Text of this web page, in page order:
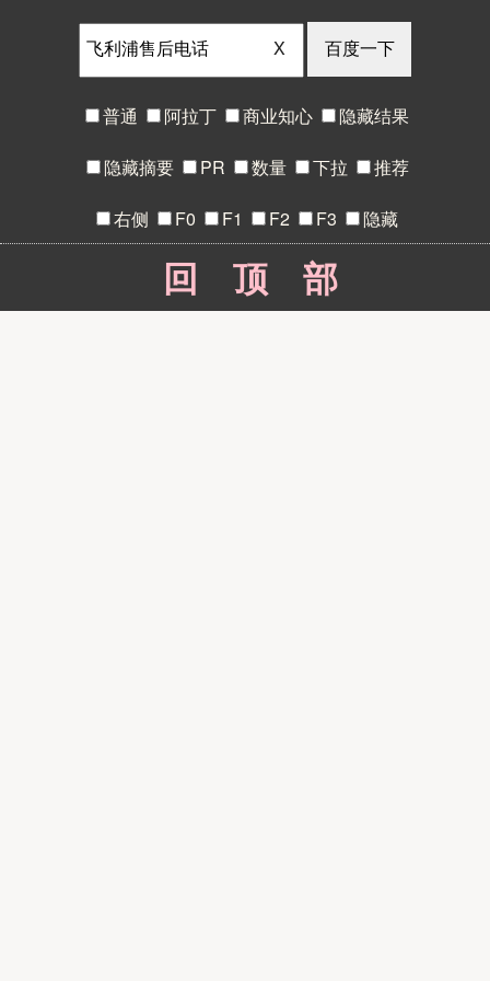
X
普通 阿拉丁 商业知心 隐藏结果
隐藏摘要 PR 数量 下拉 推荐
右侧 F0 F1 F2 F3 隐藏
回顶部